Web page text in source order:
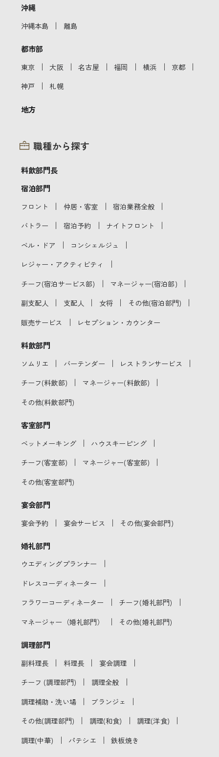
沖縄
沖縄本島 ｜ 離島
都市部
東京 ｜ 大阪 ｜ 名古屋 ｜ 福岡 ｜ 横浜 ｜ 京都 ｜
神戸 ｜ 札幌
地方
職種から探す
料飲部門長
宿泊部門
フロント ｜ 仲居・客室 ｜ 宿泊業務全般 ｜
バトラー ｜ 宿泊予約 ｜ ナイトフロント ｜
ベル・ドア ｜ コンシェルジュ ｜
レジャー・アクティビティ ｜
チーフ(宿泊サービス部) ｜ マネージャー(宿泊部) ｜
副支配人 ｜ 支配人 ｜ 女将 ｜ その他(宿泊部門) ｜
販売サービス ｜ レセプション・カウンター
料飲部門
ソムリエ ｜ バーテンダー ｜ レストランサービス ｜
チーフ(料飲部) ｜ マネージャー(料飲部) ｜
その他(料飲部門)
客室部門
ベットメーキング ｜ ハウスキーピング ｜
チーフ(客室部) ｜ マネージャー(客室部) ｜
その他(客室部門)
宴会部門
宴会予約 ｜ 宴会サービス ｜ その他(宴会部門)
婚礼部門
ウエディングプランナー ｜
ドレスコーディネーター ｜
フラワーコーディネーター ｜ チーフ(婚礼部門) ｜
マネージャー（婚礼部門） ｜ その他(婚礼部門)
調理部門
副料理長 ｜ 料理長 ｜ 宴会調理 ｜
チーフ (調理部門) ｜ 調理全般 ｜
調理補助・洗い場 ｜ ブランジェ ｜
その他(調理部門) ｜ 調理(和食) ｜ 調理(洋食) ｜
調理(中華) ｜ パテシエ ｜ 鉄板焼き